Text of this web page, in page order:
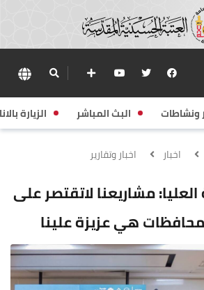
ونشاطات البث المباشر الزيارة
اخبار اخبار وتقارير
مشاريعنا لاتقتصر على
هي عزيزة علينا